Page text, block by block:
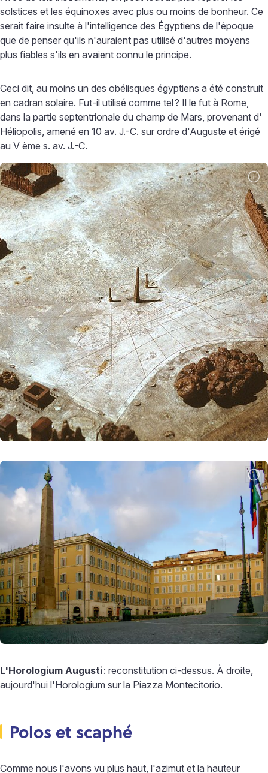
solstices et les équinoxes avec plus ou moins de bonheur. Ce
serait faire insulte à l'intelligence des Égyptiens de l'époque
que de penser qu'ils n'auraient pas utilisé d'autres moyens
plus fiables s'ils en avaient connu le principe.
Ceci dit, au moins un des obélisques égyptiens a été construit
en cadran solaire. Fut-il utilisé comme tel? Il le fut à Rome,
dans la partie septentrionale du champ de Mars, provenant d'
Héliopolis, amené en 10 av. J.-C. sur ordre d'Auguste et érigé
au V ème s. av. J.-C.
L'Horologium Augusti: reconstitution ci-dessus. À droite,
aujourd'hui l'Horologium sur la Piazza Montecitorio.
Polos et scaphé
Comme nous l'avons vu plus haut, l'azimut et la hauteur